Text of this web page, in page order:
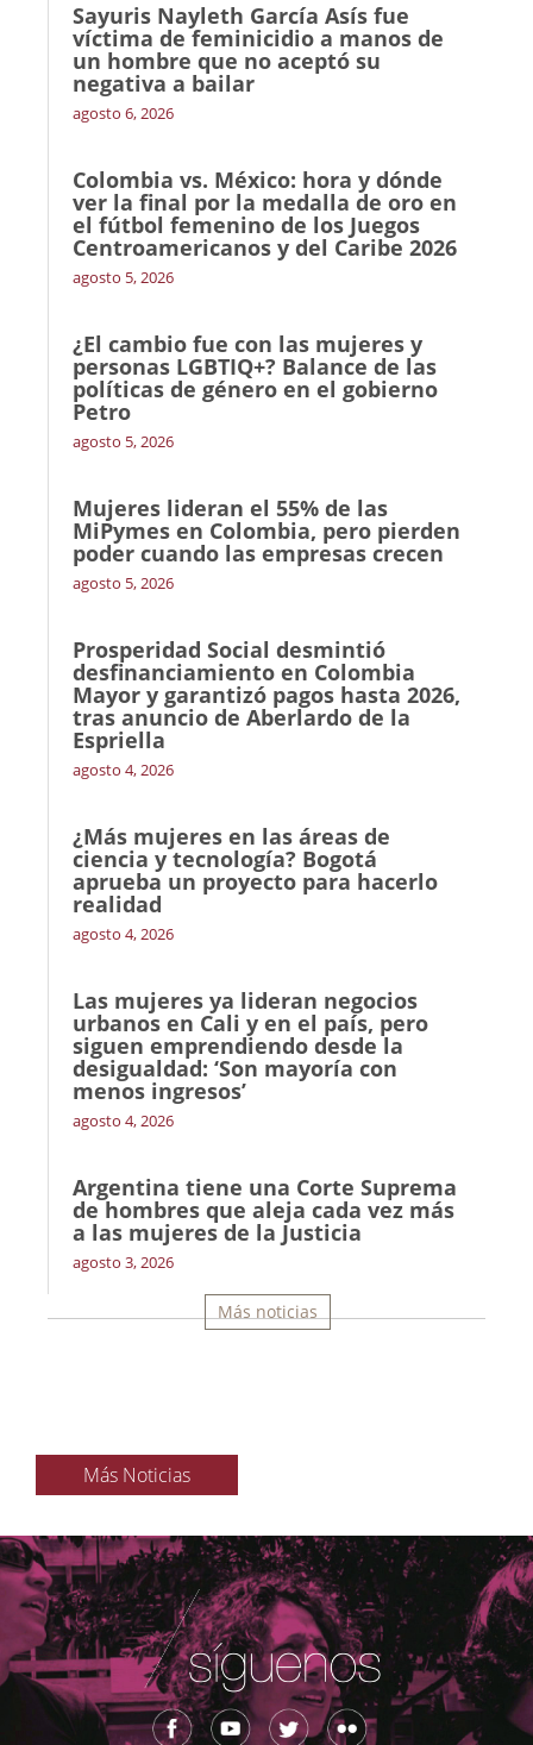
Sayuris Nayleth García Asís fue
víctima de feminicidio a manos de
un hombre que no aceptó su
negativa a bailar
agosto 6, 2026
Colombia vs. México: hora y dónde
ver la final por la medalla de oro en
el fútbol femenino de los Juegos
Centroamericanos y del Caribe 2026
agosto 5, 2026
¿El cambio fue con las mujeres y
personas LGBTIQ+? Balance de las
políticas de género en el gobierno
Petro
agosto 5, 2026
Mujeres lideran el 55% de las
MiPymes en Colombia, pero pierden
poder cuando las empresas crecen
agosto 5, 2026
Prosperidad Social desmintió
desfinanciamiento en Colombia
Mayor y garantizó pagos hasta 2026,
tras anuncio de Aberlardo de la
Espriella
agosto 4, 2026
¿Más mujeres en las áreas de
ciencia y tecnología? Bogotá
aprueba un proyecto para hacerlo
realidad
agosto 4, 2026
Las mujeres ya lideran negocios
urbanos en Cali y en el país, pero
siguen emprendiendo desde la
desigualdad: ‘Son mayoría con
menos ingresos’
agosto 4, 2026
Argentina tiene una Corte Suprema
de hombres que aleja cada vez más
a las mujeres de la Justicia
agosto 3, 2026
Más noticias
Más Noticias